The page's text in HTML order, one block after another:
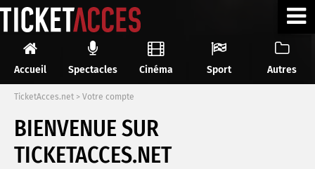
Accueil Spectacles Cinéma Sport Autres
TicketAcces.net > Votre compte
BIENVENUE SUR
TICKETACCES.NET